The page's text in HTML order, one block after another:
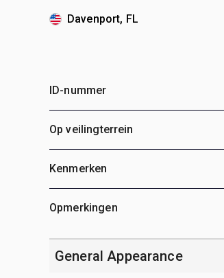
Davenport, FL
ID-nummer
Op veilingterrein
Kenmerken
Opmerkingen
General Appearance